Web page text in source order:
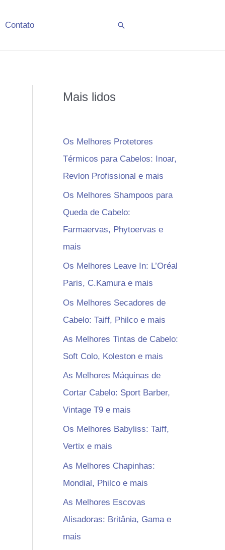
Contato Pesquisar
Mais lidos
Os Melhores Protetores
Térmicos para Cabelos: Inoar,
Revlon Profissional e mais
Os Melhores Shampoos para
Queda de Cabelo:
Farmaervas, Phytoervas e
mais
Os Melhores Leave In: L’Oréal
Paris, C.Kamura e mais
Os Melhores Secadores de
Cabelo: Taiff, Philco e mais
As Melhores Tintas de Cabelo:
Soft Colo, Koleston e mais
As Melhores Máquinas de
Cortar Cabelo: Sport Barber,
Vintage T9 e mais
Os Melhores Babyliss: Taiff,
Vertix e mais
As Melhores Chapinhas:
Mondial, Philco e mais
As Melhores Escovas
Alisadoras: Britânia, Gama e
mais